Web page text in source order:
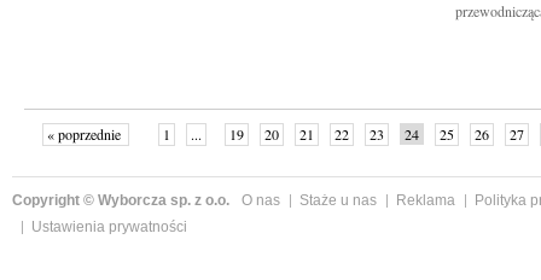
« poprzednie 1 ... 19 20 21 22 23 24 25 26
27
Copyright © Wyborcza sp. z o.o. O nas Staże u nas Reklama
Polityka
Ustawienia prywatności